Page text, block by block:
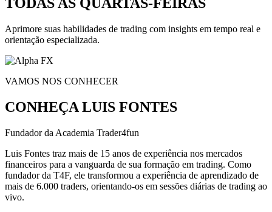
TODAS AS QUARTAS-FEIRAS
Aprimore suas habilidades de trading com insights em tempo real e
orientação especializada.
VAMOS NOS CONHECER
CONHEÇA LUIS FONTES
Fundador da Academia Trader4fun
Luis Fontes traz mais de 15 anos de experiência nos mercados
financeiros para a vanguarda de sua formação em trading. Como
fundador da T4F, ele transformou a experiência de aprendizado de
mais de 6.000 traders, orientando-os em sessões diárias de trading ao
vivo.